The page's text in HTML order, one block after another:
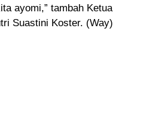
ayomi,” tambah Ketua
Suastini Koster. (Way)